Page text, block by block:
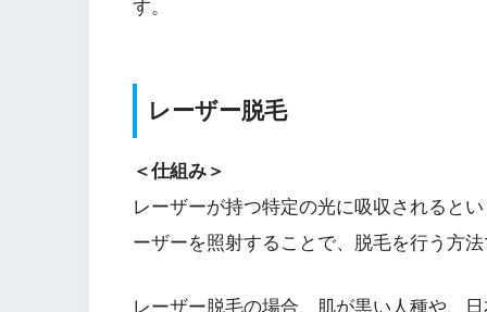
す。
レーザー脱毛
＜仕組み＞
レーザーが持つ特定の光に吸収されると
ーザーを照射することで、脱毛を行う方
レーザー脱毛の場合、肌が黒い人種や、